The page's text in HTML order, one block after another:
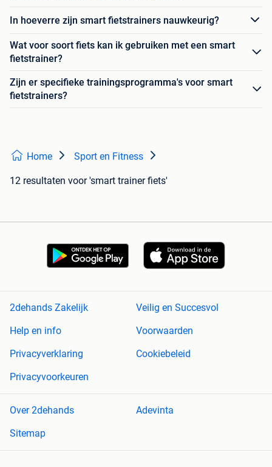
In hoeverre zijn smart fietstrainers nauwkeurig?
Wat voor soort fiets kan ik gebruiken met een smart
fietstrainer?
Zijn er specifieke trainingsprogramma's voor smart
fietstrainers?
Home Sport en Fitness
12 resultaten voor 'smart trainer fiets'
2dehands Zakelijk
Veilig en Succesvol
Help en info
Voorwaarden
Privacyverklaring
Cookiebeleid
Privacyvoorkeuren
Over 2dehands
Adevinta
Sitemap